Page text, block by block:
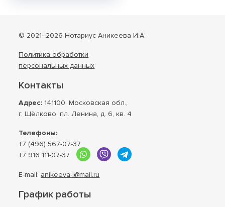
© 2021–2026 Нотариус Аникеева И.А.
Политика обработки
персональных данных
Контакты
Адрес: 141100, Московская обл.,
г. Щёлково, пл. Ленина, д. 6, кв. 4
Телефоны:
+7 (496) 567-07-37
+7 916 111-07-37
E-mail: anikeeva-i@mail.ru
График работы